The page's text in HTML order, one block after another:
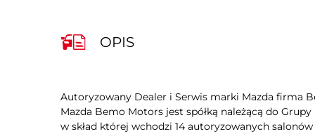
kurtyny powietrzne - tył
zmiana biegów w kierownicy
system nagłośnienia
Zestaw głośnomówiący
OPIS
Autoryzowany Dealer i Serwis marki Mazda firma
Mazda Bemo Motors jest spółką należącą do